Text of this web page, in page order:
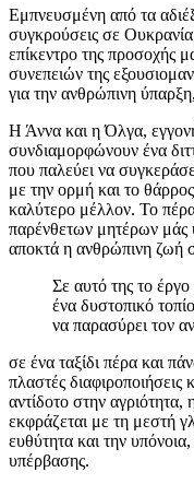
Εμπνευσμένη από τα
συγκρούσεις σε Ουκρανία
επίκεντρο της προσοχής
συνεπειών της
για την ανθρώπινη
Η Άννα και η Όλγα, εγγονή
συνδιαμορφώνουν ένα
που παλεύει να
με την ορμή και το
καλύτερο μέλλον. Το
παρένθετων μητέρων μάς
αποκτά η ανθρώπινη ζωή
Σε αυτό της το
ένα δυστοπικό
να παρασύρει τον
σε ένα ταξίδι πέρα και
πλαστές
αντίδοτο στην αγριότητα,
εκφράζεται με τη μεστή
ευθύτητα και την
υπέρβασης.